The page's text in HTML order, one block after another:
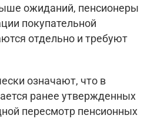
ожиданий, пенсионеры
покупательной
отдельно и требуют
означают, что в
ранее утвержденных
пересмотр пенсионных